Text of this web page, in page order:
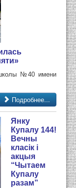
школы №40 имени
Подробнее...
Янку
Купалу 144!
Вечны
класік і
акцыя
“Чытаем
Купалу
разам”